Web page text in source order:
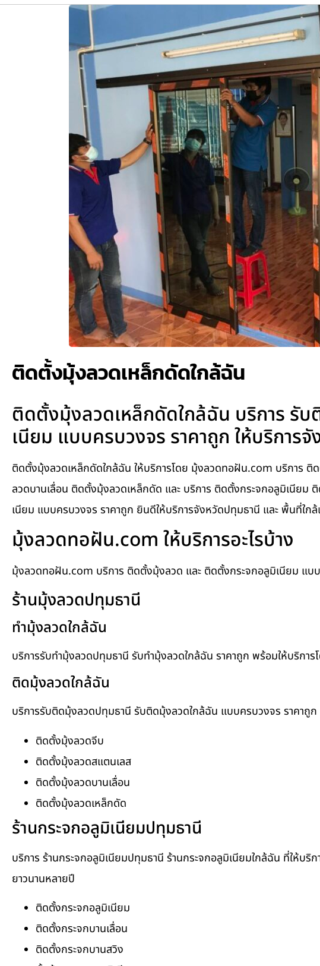
ติดตั้งมุ้งลวดเหล็กดัดใกล้ฉัน
ติดตั้งมุ้งลวดเหล็กดัดใกล้ฉัน บริการ รั
เนียม แบบครบวงจร ราคาถูก ให้บริการ
ติดตั้งมุ้งลวดเหล็กดัดใกล้ฉัน ให้บริการโดย มุ้งลวดทอฝัน.com บริการ
ลวดบานเลื่อน ติดตั้งมุ้งลวดเหล็กดัด และ บริการ ติดตั้งกระจกอลูมิเนียม
เนียม แบบครบวงจร ราคาถูก ยินดีให้บริการจังหวัดปทุมธานี และ พื้นที่ใกล้
มุ้งลวดทอฝัน.com ให้บริการอะไรบ้าง
มุ้งลวดทอฝัน.com บริการ ติดตั้งมุ้งลวด และ ติดตั้งกระจกอลูมิเนียม แบ
ร้านมุ้งลวดปทุมธานี
ทำมุ้งลวดใกล้ฉัน
บริการรับทำมุ้งลวดปทุมธานี รับทำมุ้งลวดใกล้ฉัน ราคาถูก พร้อมให้บริกา
ติดมุ้งลวดใกล้ฉัน
บริการรับติดมุ้งลวดปทุมธานี รับติดมุ้งลวดใกล้ฉัน แบบครบวงจร ราคาถูก
ติดตั้งมุ้งลวดจีบ
ติดตั้งมุ้งลวดสแตนเลส
ติดตั้งมุ้งลวดบานเลื่อน
ติดตั้งมุ้งลวดเหล็กดัด
ร้านกระจกอลูมิเนียมปทุมธานี
บริการ ร้านกระจกอลูมิเนียมปทุมธานี ร้านกระจกอลูมิเนียมใกล้ฉัน ที่ให้บ
ยาวนานหลายปี
ติดตั้งกระจกอลูมิเนียม
ติดตั้งกระจกบานเลื่อน
ติดตั้งกระจกบานสวิง